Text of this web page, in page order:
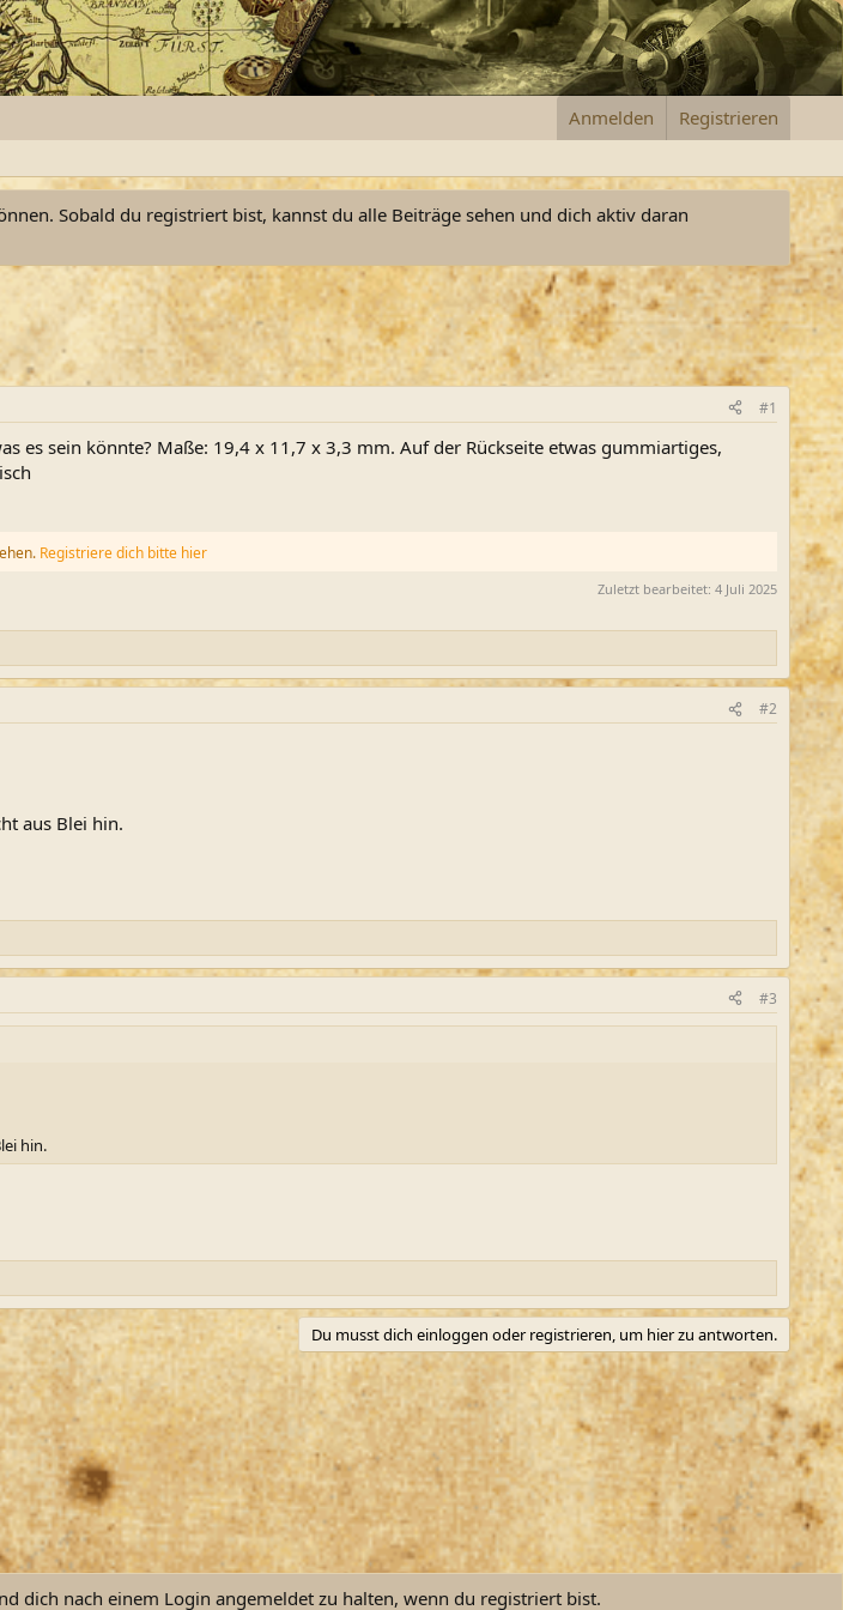
Anmelden Registrieren
Sobald du registriert bist, kannst du alle Beiträge sehen und dich aktiv daran
#1
es sein könnte? Maße: 19,4 x 11,7 x 3,3 mm. Auf der Rückseite etwas gummiartiges,
Registriere dich bitte hier
Zuletzt bearbeitet: 4 Juli 2025
#2
aus Blei hin.
#3
hin.
Du musst dich einloggen oder registrieren, um hier zu antworten.
dich nach einem Login angemeldet zu halten, wenn du registriert bist.